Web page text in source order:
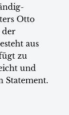
Otto
der
aus
zu
und
Statement.